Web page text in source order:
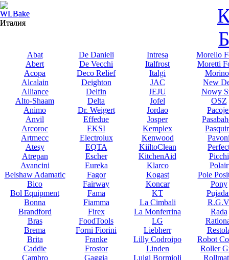
Abat
Abert
Acopa
Alcalain
Alliance
Alto-Shaam
Animo
Anvil
Arcoroc
Artmecc
Atesy
Atrepan
Avancini
Belshaw Adamatic
Bico
Bol Equipment
Bonna
Brandford
Bras
Brema
Brita
Caddie
Cambro
De Danieli
De Vecchi
Deco Relief
Deighton
Delfin
Delta
Dr. Weigert
Effedue
EKSI
Electrolux
EQTA
Escher
Eureka
Fagor
Fairway
Fama
Fiamma
Firex
FoodTools
Forni Fiorini
Franke
Frostor
Gaggia
Intresa
Italfrost
Italgi
JAC
JEJU
Jofel
Jordao
Josper
Kemplex
Kenwood
KiiltoClean
KitchenAid
Klarco
Kogast
Koncar
KT
La Cimbali
La Monferrina
LG
Liebherr
Lilly Codroipo
Linden
Luigi Bormioli
Morello
Moretti
New
Nowy
OSZ
Picchi
Polair
Pole
Pony
Rada
Robot
Roller
WLBake
Италия
WLBake
Италия